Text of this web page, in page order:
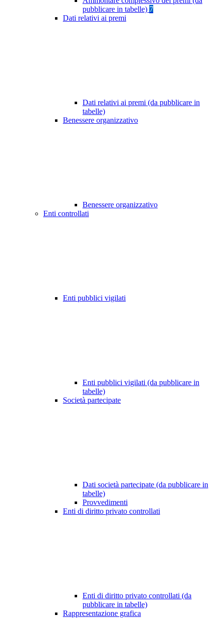
pubblicare in tabelle) 7
Dati relativi ai premi
Dati relativi ai premi (da pubblicare in
tabelle)
Benessere organizzativo
Benessere organizzativo
Enti controllati
Enti pubblici vigilati
Enti pubblici vigilati (da pubblicare in
tabelle)
Società partecipate
Dati società partecipate (da pubblicare in
tabelle)
Provvedimenti
Enti di diritto privato controllati
Enti di diritto privato controllati (da
pubblicare in tabelle)
Rappresentazione grafica